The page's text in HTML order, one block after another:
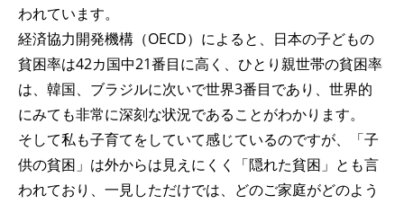
われています。
経済協力開発機構（OECD）によると、日本の子どもの
貧困率は42カ国中21番目に高く、ひとり親世帯の貧困率
は、韓国、ブラジルに次いで世界3番目であり、世界的
にみても非常に深刻な状況であることがわかります。
そして私も子育てをしていて感じているのですが、「子
供の貧困」は外からは見えにくく「隠れた貧困」とも言
われており、一見しただけでは、どのご家庭がどのよう